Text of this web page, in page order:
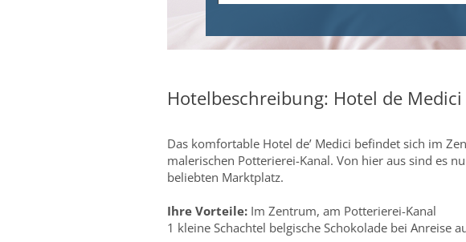
Hotelbeschreibung: Hotel de Medici
Das komfortable Hotel de’ Medici befindet sich im
malerischen Potterierei-Kanal. Von hier aus sind es
beliebten Marktplatz.
Ihre Vorteile: Im Zentrum, am Potterierei-Kanal
1 kleine Schachtel belgische Schokolade bei Anreise